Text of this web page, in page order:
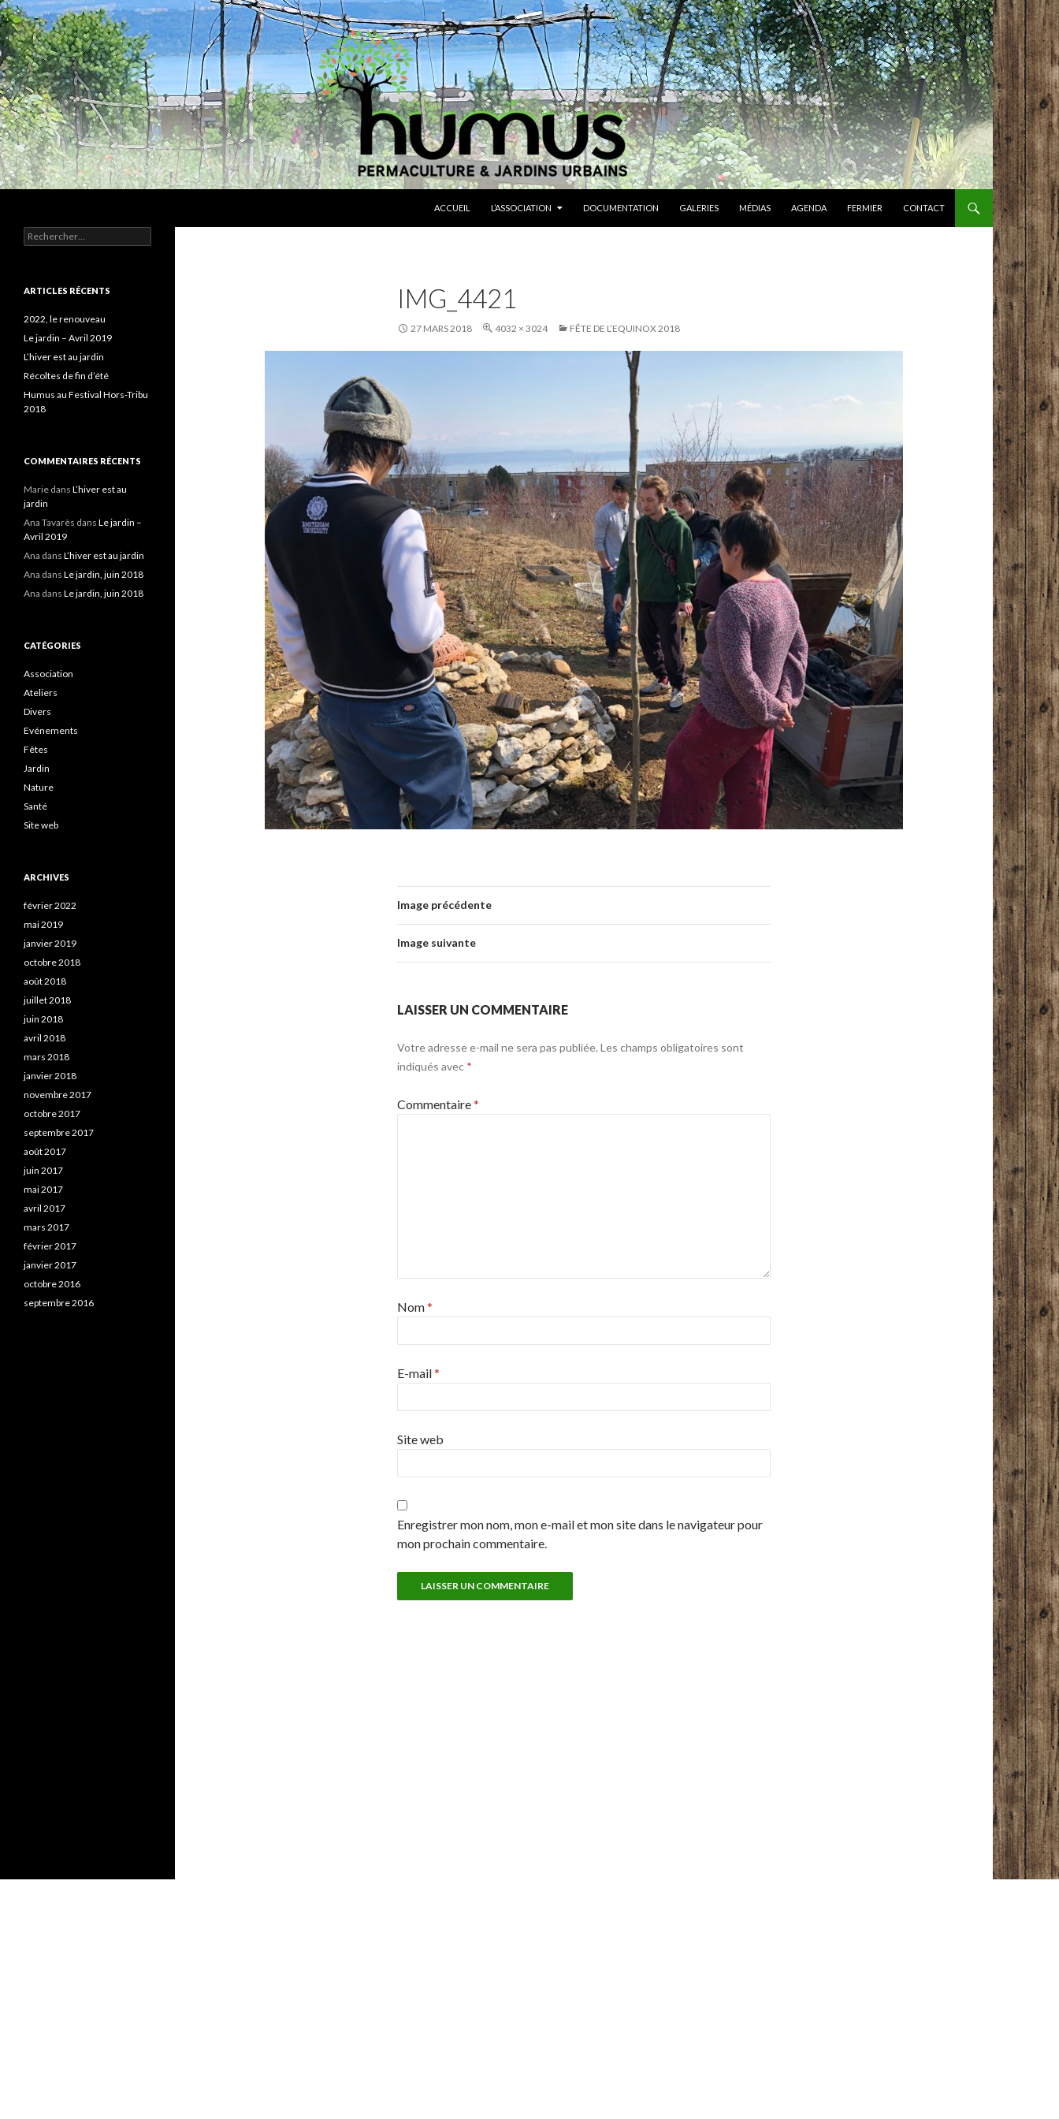
ACCUEIL
L’ASSOCIATION DOCUMENTATION GALERIES MÉDIAS AGENDA FERMIER CONTACT
IMG_4421
27 MARS 2018 4032 × 3024 FÊTE DE L’EQUINOX 2018
Image précédente
Image suivante
LAISSER UN COMMENTAIRE
Votre adresse e-mail ne sera pas publiée.Les champs obligatoires sont
indiqués avec *
Commentaire*
Nom*
E-mail*
Site web
Enregistrer mon nom, mon e-mail et mon site dans le navigateur pour
mon prochain commentaire.
Association agroécologique
Rechercher :
ARTICLES RÉCENTS
2022, le renouveau
Le jardin – Avril 2019
L’hiver est au jardin
Récoltes de fin d’été
Humus au Festival Hors-Tribu
2018
COMMENTAIRES RÉCENTS
Marie dans L’hiver est au
jardin
Ana Tavarès dans Le jardin –
Avril 2019
Ana dans L’hiver est au jardin
Ana dans Le jardin, juin 2018
Ana dans Le jardin, juin 2018
CATÉGORIES
Association
Ateliers
Divers
Evénements
Fêtes
Jardin
Nature
Santé
Site web
ARCHIVES
février 2022
mai 2019
janvier 2019
octobre 2018
août 2018
juillet 2018
juin 2018
avril 2018
mars 2018
janvier 2018
novembre 2017
octobre 2017
septembre 2017
août 2017
juin 2017
mai 2017
avril 2017
mars 2017
février 2017
janvier 2017
octobre 2016
septembre 2016